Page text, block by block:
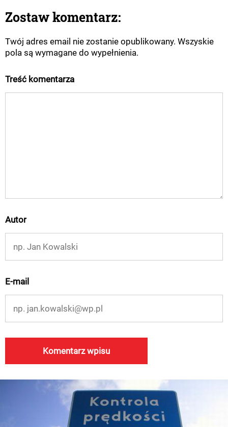
Zostaw komentarz:
Twój adres email nie zostanie opublikowany. Wszyskie
pola są wymagane do wypełnienia.
Treść komentarza
Autor
E-mail